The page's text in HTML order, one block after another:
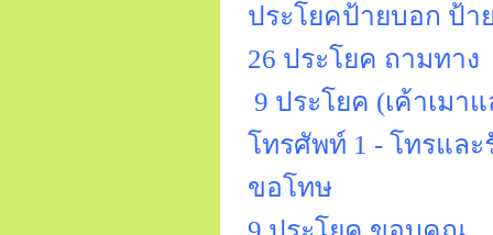
ประโยคป้ายบอก ป้า
26 ประโยค ถามทาง
9 ประโยค (เค้าเมา
โทรศัพท์ 1 - โทรแล
ขอโทษ